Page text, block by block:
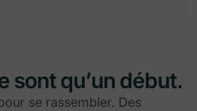
sont qu’un début.
se rassembler. Des